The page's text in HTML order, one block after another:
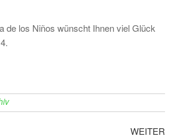
de los Niños wünscht Ihnen viel Glück
WEITER